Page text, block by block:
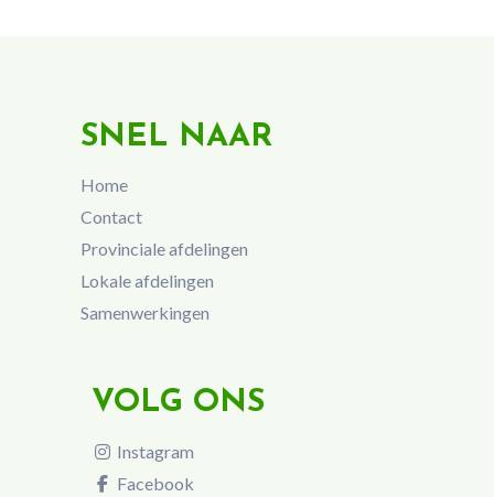
SNEL NAAR
Home
Contact
Provinciale afdelingen
Lokale afdelingen
Samenwerkingen
VOLG ONS
Instagram
Facebook